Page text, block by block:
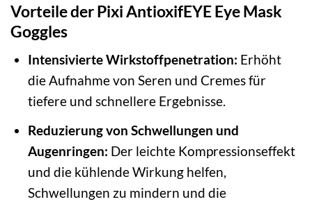
Vorteile der Pixi AntioxifEYE Eye Mask
Goggles
Intensivierte Wirkstoffpenetration: Erhöht
die Aufnahme von Seren und Cremes für
tiefere und schnellere Ergebnisse.
Reduzierung von Schwellungen und
Augenringen: Der leichte Kompressionseffekt
und die kühlende Wirkung helfen,
Schwellungen zu mindern und die